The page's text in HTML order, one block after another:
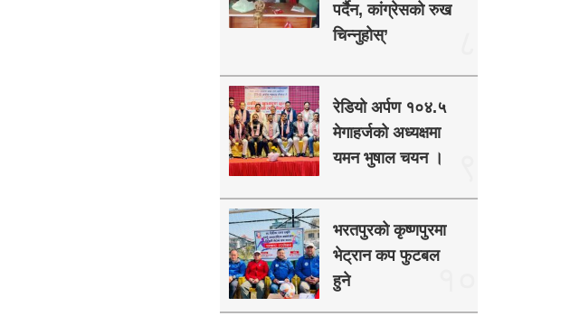
पर्दैन, कांग्रेसको रुख
चिन्नुहोस्’
रेडियो अर्पण १०४.५
मेगाहर्जको अध्यक्षमा
यमन भुषाल चयन ।
भरतपुरको कृष्णपुरमा
भेट्रान कप फुटबल
हुने